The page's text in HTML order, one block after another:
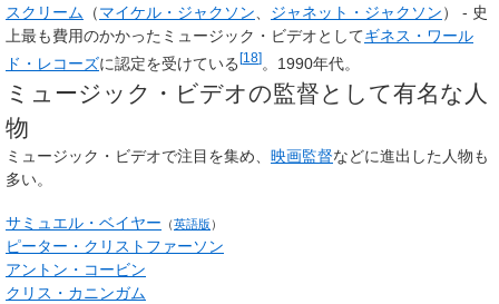
スクリーム （マイケル・ジャクソン ジャネット・ジャクソン） - 史
上最も費用のかかったミュージック・ビデオとしてギネス・ワール
ド・レコーズに認定を受けている [18] 。1990年代。
ミュージック・ビデオの監督として有名な人
物
ミュージック・ビデオで注目を集め、 映画監督などに進出した人物も
多い。
サミュエル・ベイヤー （英語版 ）
ピーター・クリストファーソン
アントン・コービン
クリス・カニンガム